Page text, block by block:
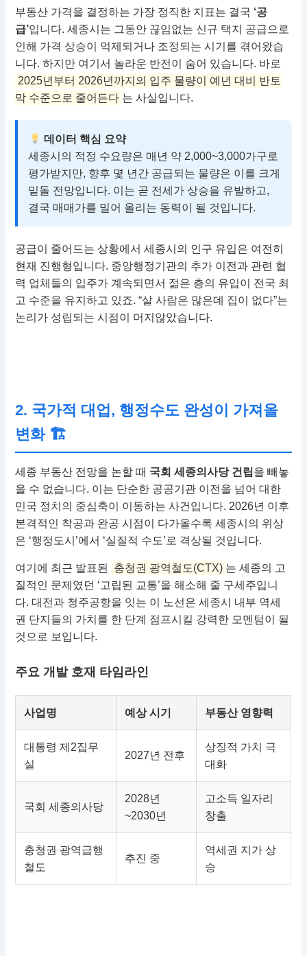
부동산 가격을 결정하는 가장 정직한 지표는 결국 ‘공
급’입니다. 세종시는 그동안 끊임없는 신규 택지 공급으로
인해 가격 상승이 억제되거나 조정되는 시기를 겪어왔습
니다. 하지만 여기서 놀라운 반전이 숨어 있습니다. 바로
2025년부터 2026년까지의 입주 물량이 예년 대비 반토
막 수준으로 줄어든다 는 사실입니다.
데이터 핵심 요약
세종시의 적정 수요량은 매년 약 2,000~3,000가구로
평가받지만, 향후 몇 년간 공급되는 물량은 이를 크게
밑돌 전망입니다. 이는 곧 전세가 상승을 유발하고,
결국 매매가를 밀어 올리는 동력이 될 것입니다.
공급이 줄어드는 상황에서 세종시의 인구 유입은 여전히
현재 진행형입니다. 중앙행정기관의 추가 이전과 관련 협
력 업체들의 입주가 계속되면서 젊은 층의 유입이 전국 최
고 수준을 유지하고 있죠. “살 사람은 많은데 집이 없다”는
논리가 성립되는 시점이 머지않았습니다.
2. 국가적 대업, 행정수도 완성이 가져올
변화 🏗
세종 부동산 전망을 논할 때 국회 세종의사당 건립을 빼놓
을 수 없습니다. 이는 단순한 공공기관 이전을 넘어 대한
민국 정치의 중심축이 이동하는 사건입니다. 2026년 이후
본격적인 착공과 완공 시점이 다가올수록 세종시의 위상
은 ‘행정도시’에서 ‘실질적 수도’로 격상될 것입니다.
여기에 최근 발표된 충청권 광역철도(CTX) 는 세종의 고
질적인 문제였던 ‘고립된 교통’을 해소해 줄 구세주입니
다. 대전과 청주공항을 잇는 이 노선은 세종시 내부 역세
권 단지들의 가치를 한 단계 점프시킬 강력한 모멘텀이 될
것으로 보입니다.
주요 개발 호재 타임라인
사업명 예상 시기 부동산 영향력
대통령 제2집무
실
2027년 전후
상징적 가치 극
대화
국회 세종의사당
2028년
~2030년
고소득 일자리
창출
충청권 광역급행
철도
추진 중
역세권 지가 상
승